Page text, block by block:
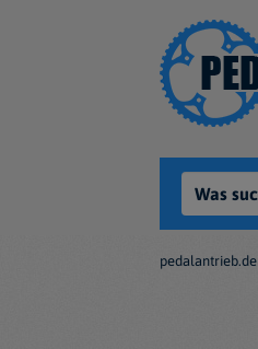
pedalantrieb.de